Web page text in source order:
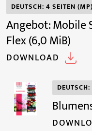
DEUTSCH: 4 SEITEN (MP)
Angebot:
Flex(6,0 MiB)
DOWNLOAD